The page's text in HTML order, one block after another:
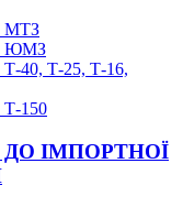
МТЗ
ЮМЗ
Т-25, Т-16,
150
ІМПОРТНОЇ